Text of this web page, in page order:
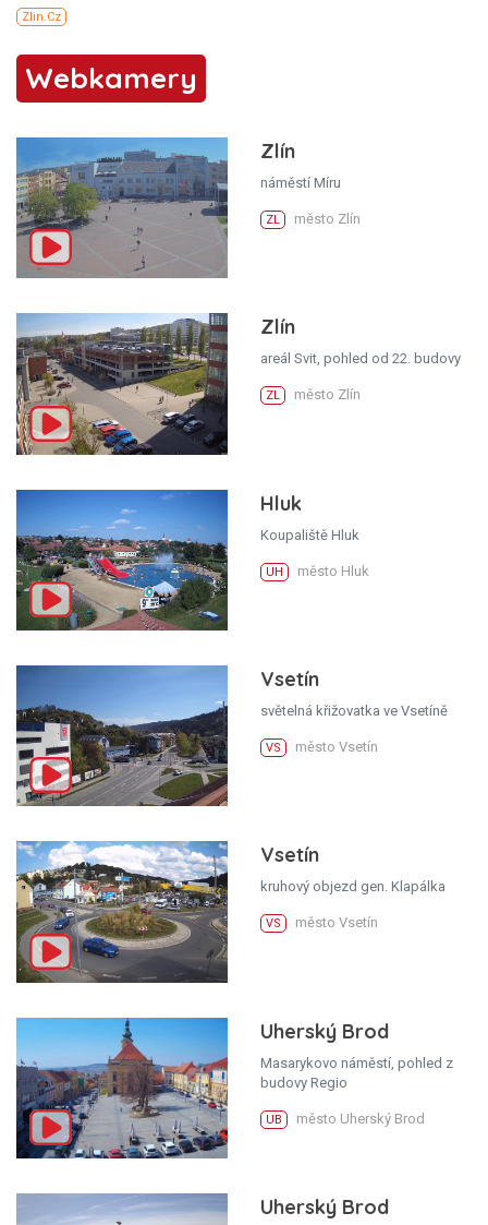
Webkamery
Zlín
náměstí Míru
ZL město Zlín
Zlín
areál Svit, pohled od 22. budovy
ZL město Zlín
Hluk
Koupaliště Hluk
UH město Hluk
Vsetín
světelná křižovatka ve Vsetíně
VS město Vsetín
Vsetín
kruhový objezd gen. Klapálka
VS město Vsetín
Uherský Brod
Masarykovo náměstí, pohled z
budovy Regio
UB město Uherský Brod
Uherský Brod